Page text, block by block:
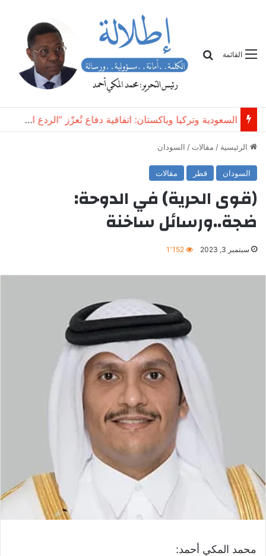
القائمة
تسوية شعبية أم هبوط ناعم؟
الرئيسية / مقالات / السودان
السودان قطر مقالات
(قوى الحرية) في الدوحة:
ضجة..ورسائل ساخنة
سبتمبر 3, 2023 1٬152
محمد المكي أحمد: